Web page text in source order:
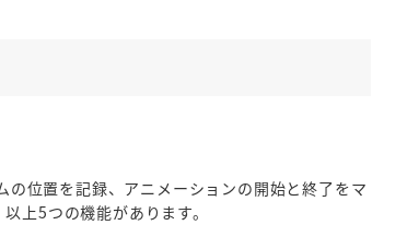
位置を記録、アニメーションの開始と終了をマ
上5つの機能があります。